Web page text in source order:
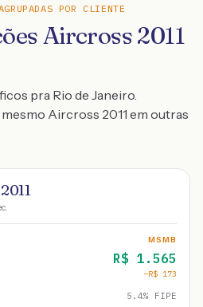
POR CLIENTE
Aircross 2011
pra Rio de Janeiro.
Aircross 2011 em outras
MSMB
R$ 1.565
−R$ 173
5.4% FIPE